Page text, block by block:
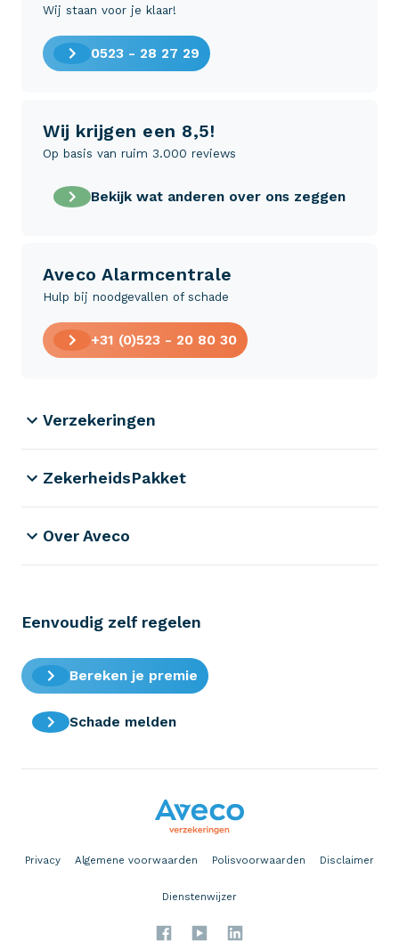
Wij staan voor je klaar!
0523 - 28 27 29
Wij krijgen een 8,5!
Op basis van ruim 3.000 reviews
Bekijk wat anderen over ons zeggen
Aveco Alarmcentrale
Hulp bij noodgevallen of schade
+31 (0)523 - 20 80 30
Verzekeringen
ZekerheidsPakket
Over Aveco
Eenvoudig zelf regelen
Bereken je premie
Schade melden
Privacy Algemene voorwaarden Polisvoorwaarden Disclaimer
Dienstenwijzer